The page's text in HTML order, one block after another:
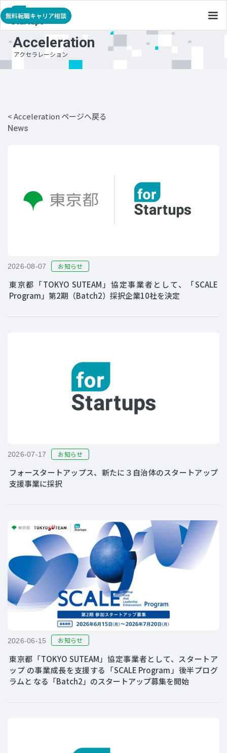
無料転職キャリア相談
Acceleration
アクセラレーション
< Acceleration ページへ戻る
News
2026-08-07 お知らせ
東京都「TOKYO SUTEAM」協定事業者として、「SCALE
Program」第2期（Batch2）採択企業10社を決定
2026-07-17 お知らせ
フォースタートアップス、新たに３自治体のスタートアップ
支援事業に採択
2026-06-15 お知らせ
東京都「TOKYO SUTEAM」協定事業者として、スタートア
ップ の事業成長を支援する「SCALE Program」後半プログ
ラムと なる「Batch2」のスタートアップ募集を開始